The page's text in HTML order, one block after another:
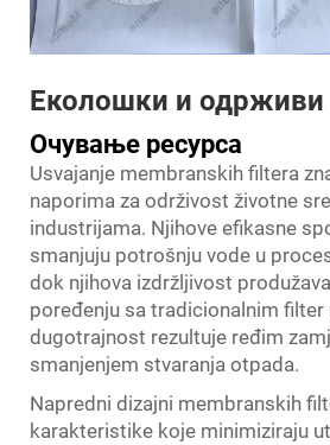
Еколошки и одрживи
Очување ресурса
Usvajanje membranskih filtera
naporima za održivost životne
industrijama. Njihove efikasne
smanjuju potrošnju vode u
dok njihova izdržljivost
poređenju sa tradicionalnim filter
dugotrajnost rezultuje ređim
smanjenjem stvaranja otpada.
Napredni dizajni membranskih
karakteristike koje minimiziraju